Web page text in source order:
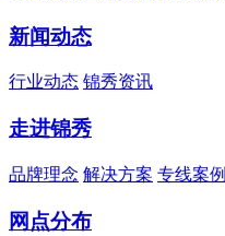
新闻动态
行业动态 锦秀资讯
走进锦秀
品牌理念 解决方案 专线案例
网点分布